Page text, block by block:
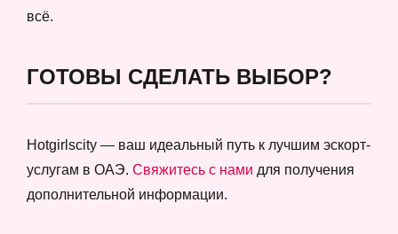
всё.
ГОТОВЫ СДЕЛАТЬ ВЫБОР?
Hotgirlscity — ваш идеальный путь к лучшим эскорт-
услугам в ОАЭ. Свяжитесь с нами для получения
дополнительной информации.